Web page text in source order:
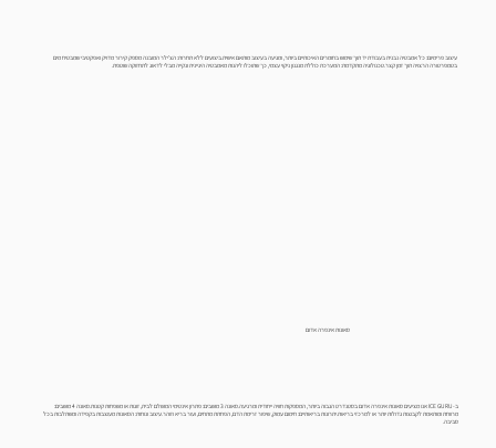
עיצוב פרימיום: כל אמבטיה נבנית בעבודת יד תוך שימוש בחומרים האיכותיים ביותר, ומגיעה בעיצוב מותאם אישית.ביצועים ללא תחרות: הצ'ילר המובנה מספק קירור מדויק ואפקטיבי שמבטיח מים
בטמפרטורה הרצויה תוך זמן קצר.טכנולוגיה מתקדמת: המערכת כוללת מנגנון ניקוי עצמי, כך שתוכלו ליהנות מאמבטיה היגיינית ונקייה מבלי לדאוג לתחזוקה שוטפת.
סאונות אינפרה אדום
ב-ICE GURU אנו מציעים סאונות אינפרה אדום בסטנדרט הגבוה ביותר, המספקות חוויה ייחודית ומרגיעה.סאונה 3 מושבים: פתרון אינטימי המושלם לבית, זוגות או משפחות קטנות.סאונה 4 מושבים:
מרווחת ומותאמת לקבוצות גדולות יותר או למרכזי בריאות.יתרונות בריאותיים: חימום עמוק, שיפור זרימת הדם, הפחתת מתחים, ועור בריא וזוהר.עיצוב ונוחות: הסאונות מעוצבות בקפידה ומשתלבות בכל
סביבה.